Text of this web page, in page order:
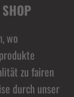
wo
zu fairen
durch unser